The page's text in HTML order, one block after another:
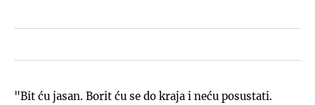
"Bit ću jasan. Borit ću se do kraja i neću posustati.